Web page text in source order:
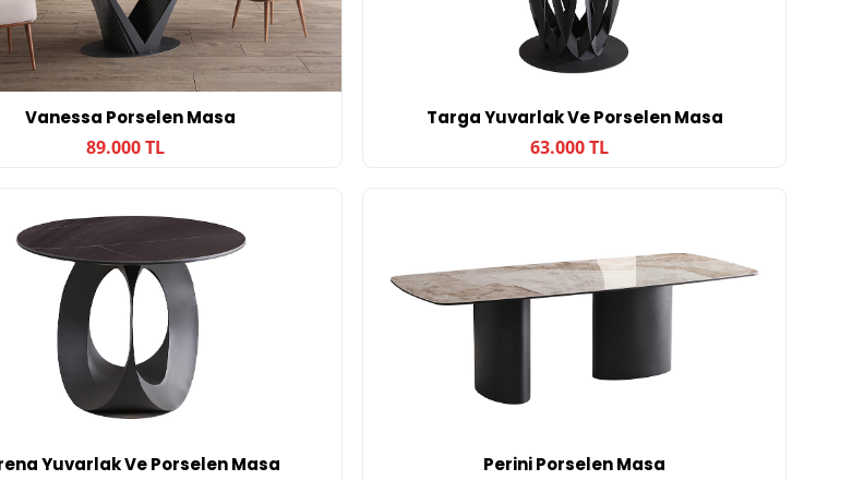
Vanessa Porselen Masa
89.000 TL
Targa Yuvarlak Ve Porselen Masa
63.000 TL
Yuvarlak Ve Porselen Masa Perini Porselen Masa